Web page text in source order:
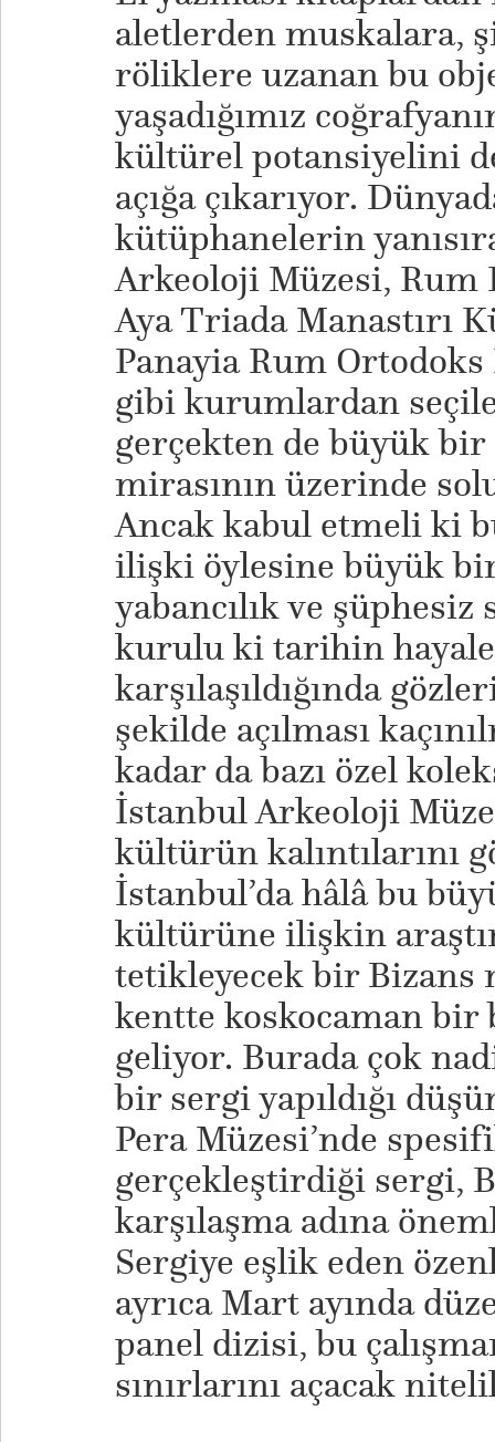
aletlerden muskalara,
röliklere uzanan bu
yaşadığımız
kültürel potansiyelini
açığa çıkarıyor.
kütüphanelerin
Arkeoloji Müzesi,
Aya Triada Manastırı
Panayia Rum
gibi kurumlardan
gerçekten de büyük
mirasının üzerinde
Ancak kabul etmeli ki
ilişki öylesine büyük
yabancılık ve
kurulu ki tarihin
karşılaşıldığında
şekilde açılması
kadar da bazı özel
İstanbul Arkeoloji
kültürün kalıntılarını
İstanbul’da hâlâ bu
kültürüne ilişkin
tetikleyecek bir Bizans
kentte koskocaman bir
geliyor. Burada çok
bir sergi yapıldığı
Pera Müzesi’nde
gerçekleştirdiği sergi,
karşılaşma adına
Sergiye eşlik eden
ayrıca Mart ayında
panel dizisi, bu
sınırlarını açacak